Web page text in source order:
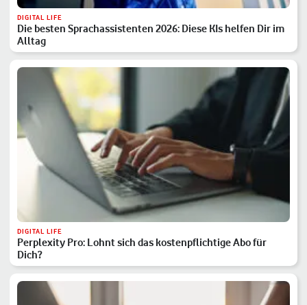
DIGITAL LIFE
Die besten Sprachassistenten 2026: Diese KIs helfen Dir im
Alltag
DIGITAL LIFE
Perplexity Pro: Lohnt sich das kostenpflichtige Abo für
Dich?